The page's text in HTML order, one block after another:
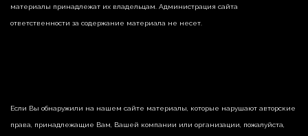
материалы принадлежат их владельцам. Администрация сайта
ответственности за содержание материала не несет.
Если Вы обнаружили на нашем сайте материалы, которые нарушают авторские
права, принадлежащие Вам, Вашей компании или организации, пожалуйста,